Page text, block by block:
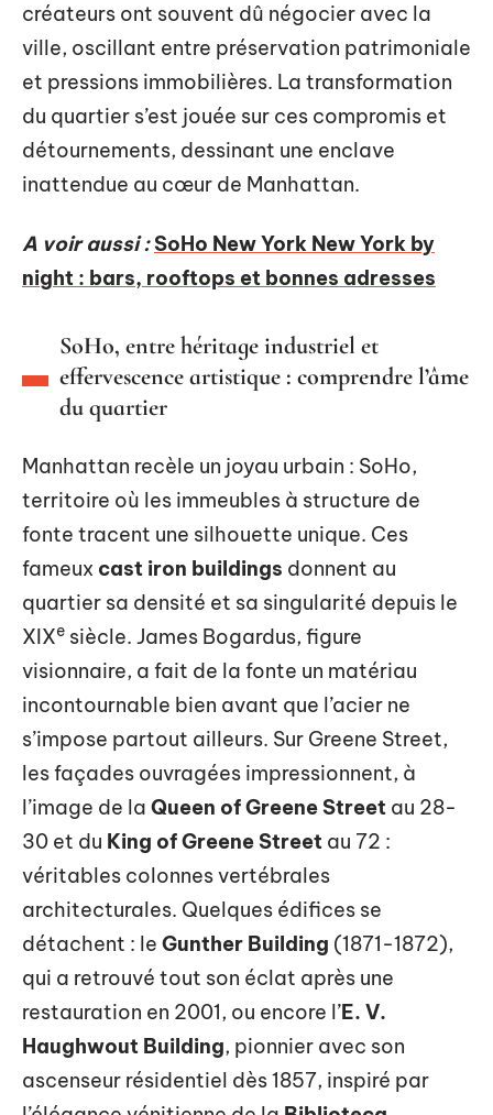
créateurs ont souvent dû négocier avec la
ville, oscillant entre préservation patrimoniale
et pressions immobilières. La transformation
du quartier s’est jouée sur ces compromis et
détournements, dessinant une enclave
inattendue au cœur de Manhattan.
A voir aussi : SoHo New York New York by
night : bars, rooftops et bonnes adresses
SoHo, entre héritage industriel et
effervescence artistique : comprendre l’âme
du quartier
Manhattan recèle un joyau urbain : SoHo,
territoire où les immeubles à structure de
fonte tracent une silhouette unique. Ces
fameux cast iron buildings donnent au
quartier sa densité et sa singularité depuis le
XIXe siècle. James Bogardus, figure
visionnaire, a fait de la fonte un matériau
incontournable bien avant que l’acier ne
s’impose partout ailleurs. Sur Greene Street,
les façades ouvragées impressionnent, à
l’image de la Queen of Greene Street au 28-
30 et du King of Greene Street au 72 :
véritables colonnes vertébrales
architecturales. Quelques édifices se
détachent : le Gunther Building (1871-1872),
qui a retrouvé tout son éclat après une
restauration en 2001, ou encore l’E. V.
Haughwout Building, pionnier avec son
ascenseur résidentiel dès 1857, inspiré par